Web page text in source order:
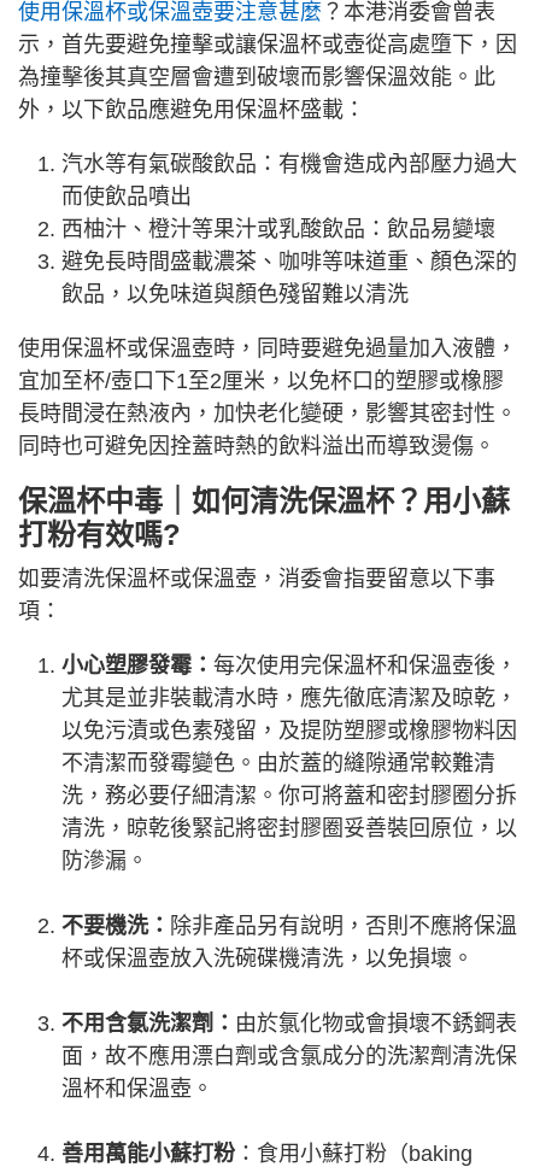
使用保溫杯或保溫壺要注意甚麼 ？本港消委會曾表
示，首先要避免撞擊或讓保溫杯或壺從高處墮下，因
為撞擊後其真空層會遭到破壞而影響保溫效能。此
外，以下飲品應避免用保溫杯盛載：
汽水等有氣碳酸飲品：有機會造成內部壓力過大
而使飲品噴出
西柚汁、橙汁等果汁或乳酸飲品：飲品易變壞
避免長時間盛載濃茶、咖啡等味道重、顏色深的
飲品，以免味道與顏色殘留難以清洗
使用保溫杯或保溫壺時，同時要避免過量加入液體，
宜加至杯/壺口下1至2厘米，以免杯口的塑膠或橡膠
長時間浸在熱液內，加快老化變硬，影響其密封性。
同時也可避免因拴蓋時熱的飲料溢出而導致燙傷。
保溫杯中毒｜如何清洗保溫杯？用小蘇
打粉有效嗎?
如要清洗保溫杯或保溫壺，消委會指要留意以下事
項：
小心塑膠發霉： 每次使用完保溫杯和保溫壺後，
尤其是並非裝載清水時，應先徹底清潔及晾乾，
以免污漬或色素殘留，及提防塑膠或橡膠物料因
不清潔而發霉變色。由於蓋的縫隙通常較難清
洗，務必要仔細清潔。你可將蓋和密封膠圈分拆
清洗，晾乾後緊記將密封膠圈妥善裝回原位，以
防滲漏。
不要機洗： 除非產品另有說明，否則不應將保溫
杯或保溫壺放入洗碗碟機清洗，以免損壞。
不用含氯洗潔劑： 由於氯化物或會損壞不銹鋼表
面，故不應用漂白劑或含氯成分的洗潔劑清洗保
溫杯和保溫壺。
善用萬能小蘇打粉 ：食用小蘇打粉（baking